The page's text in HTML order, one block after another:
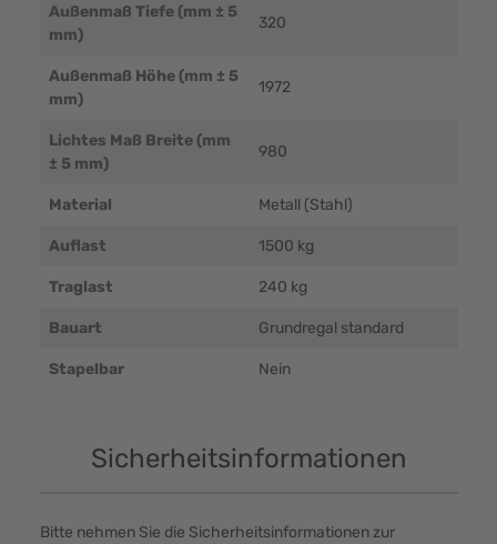
Außenmaß Tiefe (mm ± 5
mm)
320
Außenmaß Höhe (mm ± 5
mm)
1972
Lichtes Maß Breite (mm
± 5 mm)
980
Material Metall (Stahl)
Auflast 1500 kg
Traglast 240 kg
Bauart Grundregal standard
Stapelbar Nein
Sicherheitsinformationen
Bitte nehmen Sie die Sicherheitsinformationen zur